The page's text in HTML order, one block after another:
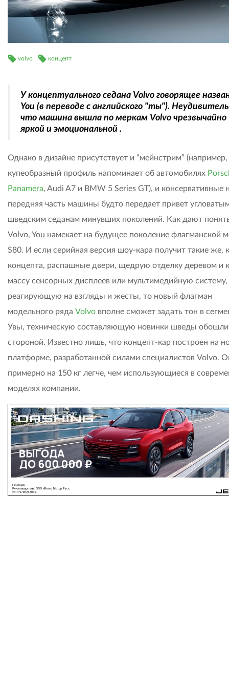
volvo концепт
У концептуального седана Volvo говорящее
You (в переводе с английского "ты").
что машина вышла по меркам Volvo чрезвычайно
яркой и эмоциональной .
Однако в дизайне присутствует и “мейнстрим” (например,
купеобразный профиль напоминает об автомобилях
Panamera, Audi A7 и BMW 5 Series GT), и консервативные
передняя часть машины будто передает привет
шведским седанам минувших поколений. Как дают
Volvo, You намекает на будущее поколение флагманской
S80. И если серийная версия шоу-кара получит такие же,
концепта, распашные двери, щедрую отделку деревом и
массу сенсорных дисплеев или мультимедийную систему,
реагирующую на взгляды и жесты, то новый флагман
модельного ряда Volvo вполне сможет задать тон в
Увы, техническую составляющую новинки шведы обошли
стороной. Известно лишь, что концепт-кар построен на
платформе, разработанной силами специалистов Volvo.
примерно на 150 кг легче, чем использующиеся в
моделях компании.